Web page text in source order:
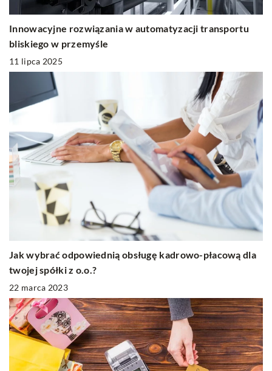
Innowacyjne rozwiązania w automatyzacji transportu
bliskiego w przemyśle
11 lipca 2025
Jak wybrać odpowiednią obsługę kadrowo-płacową dla
twojej spółki z o.o.?
22 marca 2023